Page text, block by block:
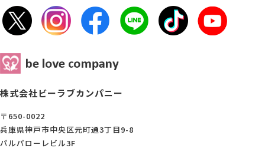
株式会社ビーラブカンパニー
〒650-0022
兵庫県神戸市中央区元町通3丁目9-8
パルパローレビル3F